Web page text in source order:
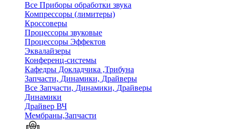
Все Приборы обработки звука
Компрессоры (лимитеры)
Кроссоверы
Процессоры звуковые
Процессоры Эффектов
Эквалайзеры
Конференц-системы
Кафедры Докладчика ,Трибуна
Запчасти, Динамики, Драйверы
Все Запчасти, Динамики, Драйверы
Динамики
Драйвер ВЧ
Мембраны,Запчасти